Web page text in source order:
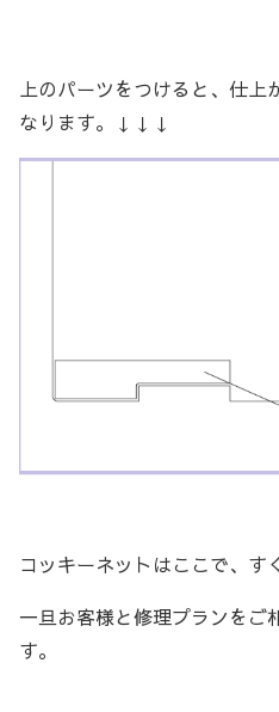
上のパーツをつけると、仕上
なります。↓↓↓
コッキーネットはここで、す
一旦お客様と修理プランをご
す。